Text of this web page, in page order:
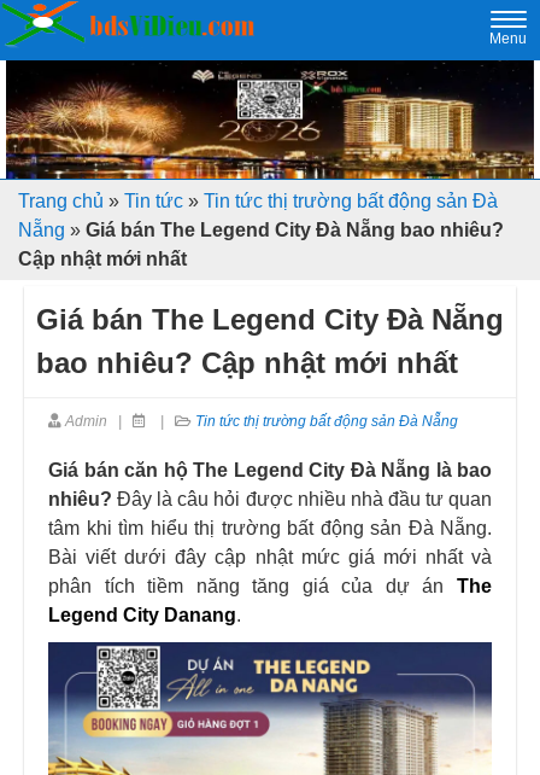
Menu
Trang chủ » Tin tức » Tin tức thị trường bất động sản Đà
Nẵng » Giá bán The Legend City Đà Nẵng bao nhiêu?
Cập nhật mới nhất
Giá bán The Legend City Đà Nẵng
bao nhiêu? Cập nhật mới nhất
Admin Tin tức thị trường bất động sản Đà Nẵng
Giá bán căn hộ The Legend City Đà Nẵng là bao
nhiêu? Đây là câu hỏi được nhiều nhà đầu tư quan
tâm khi tìm hiểu thị trường bất động sản Đà Nẵng.
Bài viết dưới đây cập nhật mức giá mới nhất và
phân tích tiềm năng tăng giá của dự án The
Legend City Danang.